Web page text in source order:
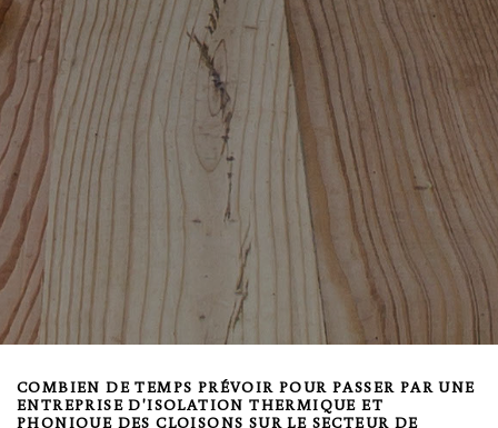
COMBIEN DE TEMPS PRÉVOIR POUR PASSER PAR UNE
ENTREPRISE D'ISOLATION THERMIQUE ET
PHONIQUE DES CLOISONS SUR LE SECTEUR DE